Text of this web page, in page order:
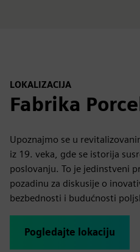
LOKALIZACIJA
Fabrika
Upoznajmo se u
iz 19. veka, gde se istorija
poslovanju. To je jedinstveni
pozadinu za diskusije o
bezbednosti i budućnosti
Pogledajte lokaciju